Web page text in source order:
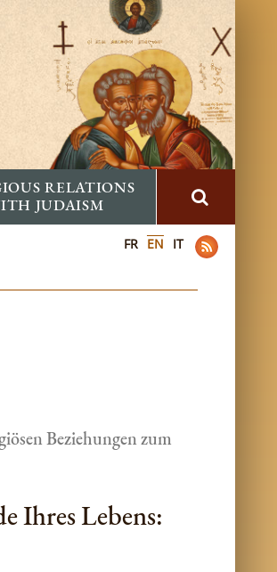
RELATIONS
JUDAISM
FR EN IT
Beziehungen zum
Ihres Lebens: